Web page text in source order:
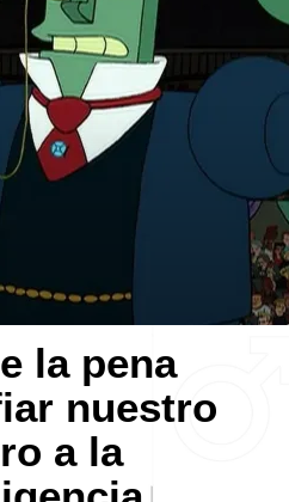
la pena
nuestro
a la